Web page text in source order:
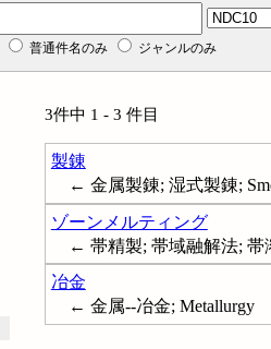
普通件名のみ ジャンルのみ
3件中 1 - 3 件目
製錬
← 金属製錬; 湿式製錬;
ゾーンメルティング
← 帯精製; 帯域融解法; 帯
冶金
← 金属--冶金; Metallurgy